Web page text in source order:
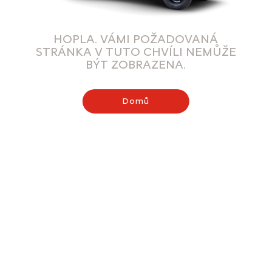
HOPLA. VÁMI POŽADOVANÁ
STRÁNKA V TUTO CHVÍLI NEMŮŽE
BÝT ZOBRAZENA.
Domů